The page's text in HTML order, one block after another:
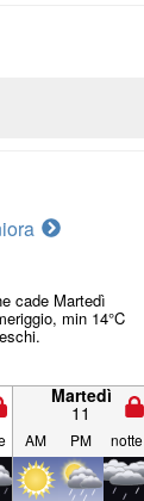
ora
cade Martedì
min 14°C
Martedì
11
AM PM notte